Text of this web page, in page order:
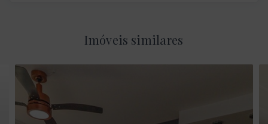
Imóveis similares